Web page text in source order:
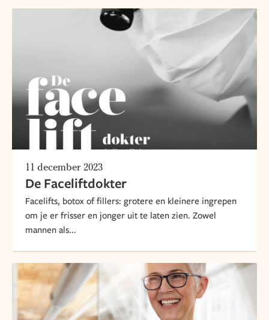
11 december 2023
De Faceliftdokter
Facelifts, botox of fillers: grotere en kleinere ingrepen
om je er frisser en jonger uit te laten zien. Zowel
mannen als...